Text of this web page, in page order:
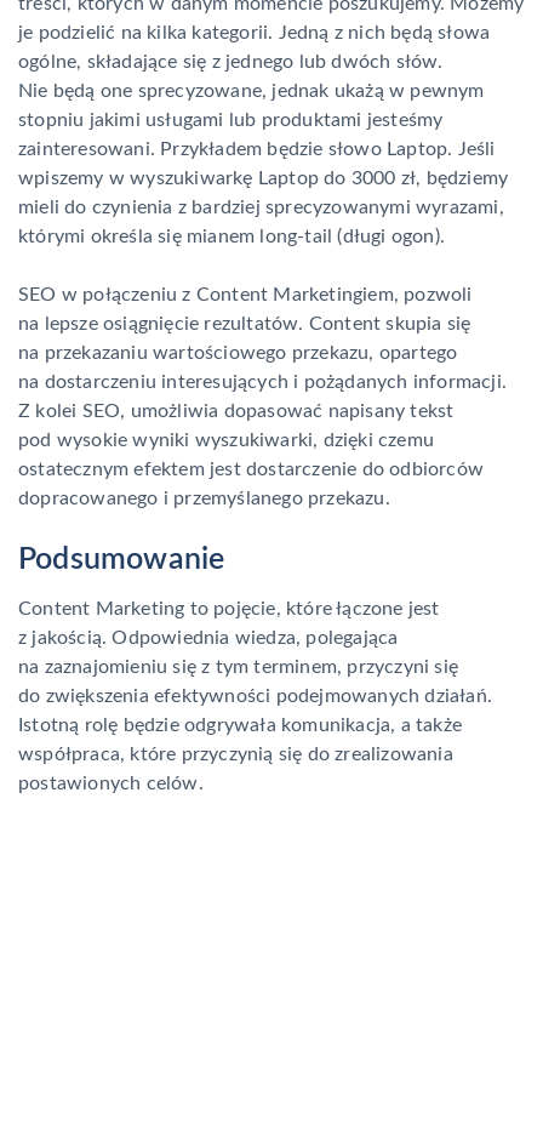
je podzielić na kilka kategorii. Jedną z nich będą słowa
ogólne, składające się z jednego lub dwóch słów.
Nie będą one sprecyzowane, jednak ukażą w pewnym
stopniu jakimi usługami lub produktami jesteśmy
zainteresowani. Przykładem będzie słowo Laptop. Jeśli
wpiszemy w wyszukiwarkę Laptop do 3000 zł, będziemy
mieli do czynienia z bardziej sprecyzowanymi wyrazami,
którymi określa się mianem long-tail (długi ogon).
SEO w połączeniu z Content Marketingiem, pozwoli
na lepsze osiągnięcie rezultatów. Content skupia się
na przekazaniu wartościowego przekazu, opartego
na dostarczeniu interesujących i pożądanych informacji.
Z kolei SEO, umożliwia dopasować napisany tekst
pod wysokie wyniki wyszukiwarki, dzięki czemu
ostatecznym efektem jest dostarczenie do odbiorców
dopracowanego i przemyślanego przekazu.
Podsumowanie
Content Marketing to pojęcie, które łączone jest
z jakością. Odpowiednia wiedza, polegająca
na zaznajomieniu się z tym terminem, przyczyni się
do zwiększenia efektywności podejmowanych działań.
Istotną rolę będzie odgrywała komunikacja, a także
współpraca, które przyczynią się do zrealizowania
postawionych celów.